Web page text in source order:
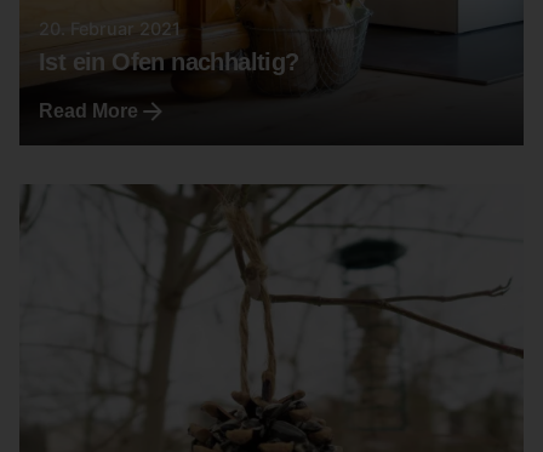
20. Februar 2021
Ist ein Ofen nachhaltig?
Read More